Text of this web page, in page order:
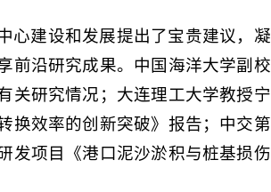
心建设和发展提出了宝贵建议，凝
前沿研究成果。中国海洋大学副校
关研究情况；大连理工大学教授宁
换效率的创新突破》报告；中交第
发项目《港口泥沙淤积与桩基损伤